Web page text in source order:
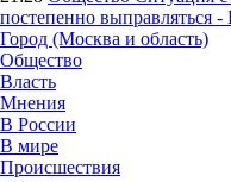
постепенно выправляться
Город (Москва и область)
Общество
Власть
Мнения
В России
В мире
Происшествия